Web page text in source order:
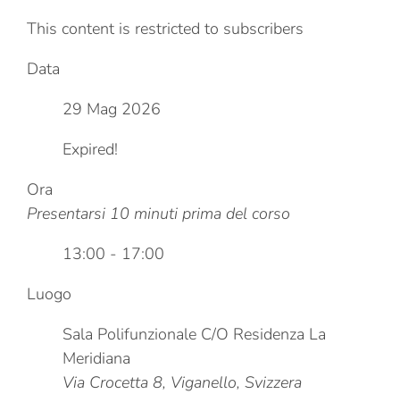
This content is restricted to subscribers
Data
29 Mag 2026
Expired!
Ora
Presentarsi 10 minuti prima del corso
13:00 - 17:00
Luogo
Sala Polifunzionale C/O Residenza La
Meridiana
Via Crocetta 8, Viganello, Svizzera